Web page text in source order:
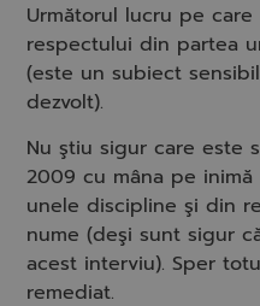
Următorul lucru pe
respectului din partea
(este un subiect
dezvolt).
Nu ştiu sigur care este
2009 cu mâna pe
unele discipline şi din
nume (deşi sunt sigur
acest interviu). Sper
remediat.